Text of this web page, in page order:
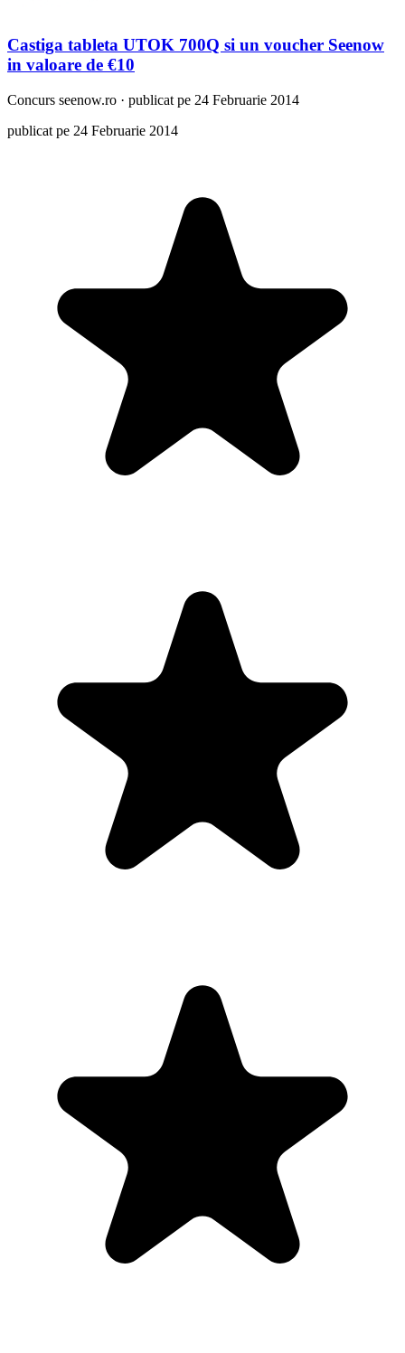
Castiga tableta UTOK 700Q si un voucher Seenow
in valoare de €10
Concurs seenow.ro · publicat pe 24 Februarie 2014
publicat pe 24 Februarie 2014